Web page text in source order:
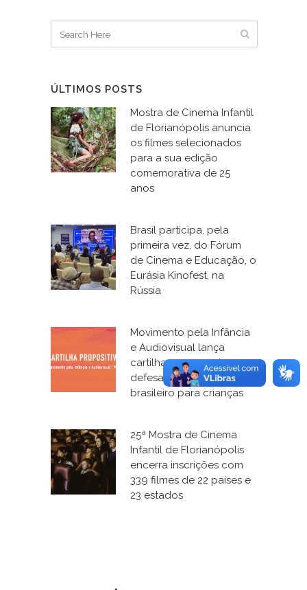
ÚLTIMOS POSTS
Mostra de Cinema Infantil
de Florianópolis anuncia
os filmes selecionados
para a sua edição
comemorativa de 25
anos
Brasil participa, pela
primeira vez, do Fórum
de Cinema e Educação, o
Eurásia Kinofest, na
Rússia
Movimento pela Infância
e Audiovisual lança
cartilha e campanha em
defesa do cinema
brasileiro para crianças
25ª Mostra de Cinema
Infantil de Florianópolis
encerra inscrições com
339 filmes de 22 países e
23 estados